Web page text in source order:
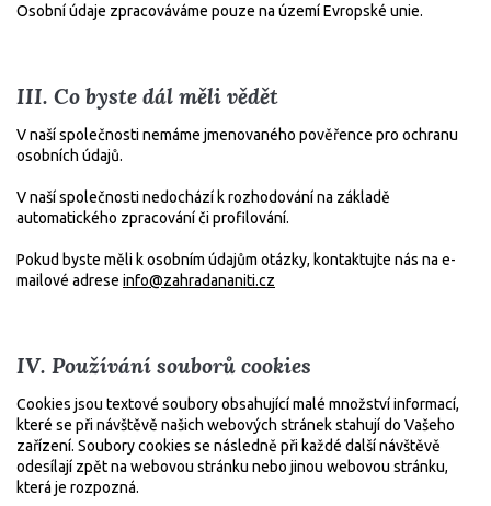
Osobní údaje zpracováváme pouze na území Evropské unie.
III. Co byste dál měli vědět
V naší společnosti nemáme jmenovaného pověřence pro ochranu
osobních údajů.
V naší společnosti nedochází k rozhodování na základě
automatického zpracování či profilování.
Pokud byste měli k osobním údajům otázky, kontaktujte nás na e-
mailové adrese info@zahradananiti.cz
IV. Používání souborů cookies
Cookies jsou textové soubory obsahující malé množství informací,
které se při návštěvě našich webových stránek stahují do Vašeho
zařízení. Soubory cookies se následně při každé další návštěvě
odesílají zpět na webovou stránku nebo jinou webovou stránku,
která je rozpozná.